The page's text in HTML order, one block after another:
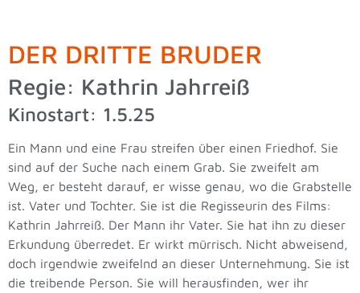
DER DRITTE BRUDER
Regie: Kathrin Jahrreiß
Kinostart: 1.5.25
Ein Mann und eine Frau streifen über einen Friedhof. Sie
sind auf der Suche nach einem Grab. Sie zweifelt am
Weg, er besteht darauf, er wisse genau, wo die Grabstelle
ist. Vater und Tochter. Sie ist die Regisseurin des Films:
Kathrin Jahrreiß. Der Mann ihr Vater. Sie hat ihn zu dieser
Erkundung überredet. Er wirkt mürrisch. Nicht abweisend,
doch irgendwie zweifelnd an dieser Unternehmung. Sie ist
die treibende Person. Sie will herausfinden, wer ihr